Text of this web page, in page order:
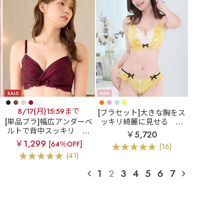
8/17(月)15:59まで
[単品ブラ]幅広アンダーベ
ルトで背中スッキリ
ヒ
ョウサテン カシュクール
レース脇高ブラ(R) 単品ブ
ラジャー
￥1,299 [64％OFF]
(41)
[ブラセット]大きな胸をス
ッキリ綺麗に見せる
ア
ドミレフラワー カシュク
ールレース脇高ブラ(R) ブ
ラジャー&ショーツ (FGH
￥5,720
(16)
1 2 3 4 5 6 7